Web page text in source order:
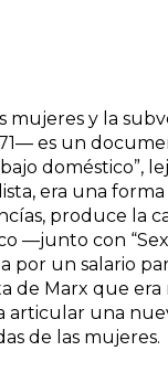
mujeres y la
es un
doméstico”,
era una forma
produce la
—junto con
por un salario
de Marx que era
articular una
de las mujeres.